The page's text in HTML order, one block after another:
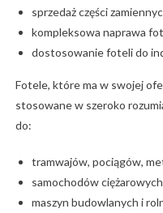
sprzedaż części
kompleksowa naprawa
dostosowanie foteli do
Fotele, które ma w swojej
stosowane w szeroko
do:
tramwajów, pociągów,
samochodów
maszyn budowlanych i